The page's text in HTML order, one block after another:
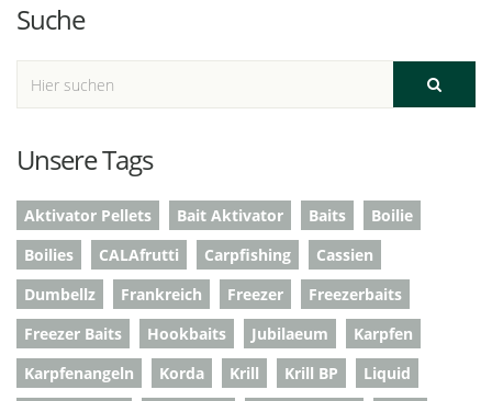
Suche
Unsere Tags
Aktivator Pellets Bait Aktivator Baits
Boilie
Boilies
CALAfrutti Carpfishing
Cassien
Dumbellz
Frankreich Freezer
Freezerbaits
Freezer Baits
Hookbaits Jubilaeum
Karpfen
Karpfenangeln
Korda Krill Krill BP
Liquid